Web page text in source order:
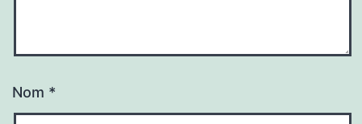
Nom *